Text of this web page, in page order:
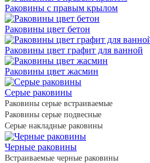
Раковины с правым крылом
Раковины цвет бетон
Раковины цвет графит для ванной
Раковины цвет жасмин
Серые раковины
Раковины серые встраиваемые
Раковины серые подвесные
Серые накладные раковины
Черные раковины
Встраиваемые черные раковины